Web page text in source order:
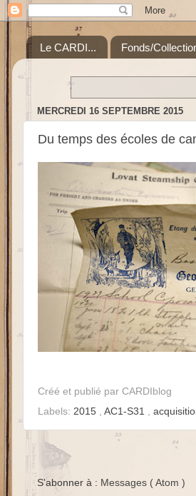
Le CARDI... Fonds/
MERCREDI 16 SEPTEMBRE 2015
Du temps des écoles de
Créé et publié par CARDIblog
Labels: 2015 , AC1-S31 ,
S'abonner à : Messages ( Atom )